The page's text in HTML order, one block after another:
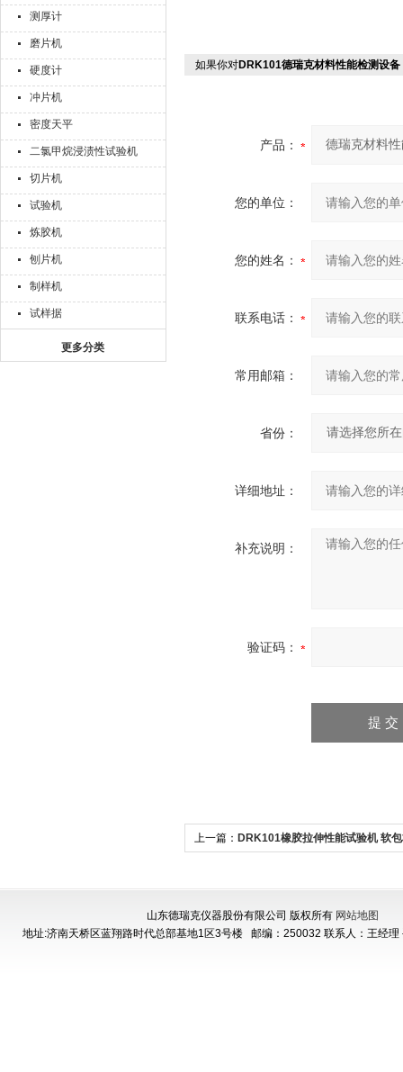
测厚计
磨片机
硬度计
冲片机
密度天平
二氯甲烷浸渍性试验机
切片机
试验机
炼胶机
刨片机
制样机
试样据
更多分类
如果你对DRK101德瑞克材料性能检测设
产品：
您的单位：
您的姓名：
联系电话：
常用邮箱：
省份：
详细地址：
补充说明：
验证码：
上一篇： DRK101橡胶拉伸性能试验机 软
山东德瑞克仪器股份有限公司 版权所有 网站地图
地址:济南天桥区蓝翔路时代总部基地1区3号楼 邮编：250032 联系人：王经